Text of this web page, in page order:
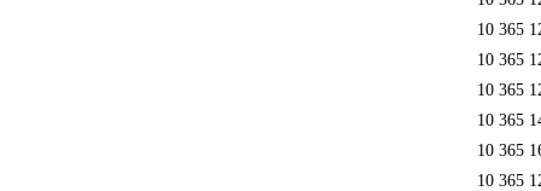
10 365
10 365
10 365
10 365
10 365
10 365